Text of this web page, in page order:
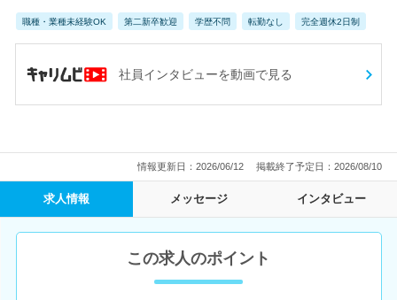
職種・業種未経験OK 第二新卒歓迎 学歴不問 転勤なし 完全週休2日制
社員インタビューを動画で見る
情報更新日：2026/06/12 掲載終了予定日：2026/08/10
求人情報 メッセージ インタビュー
この求人のポイント